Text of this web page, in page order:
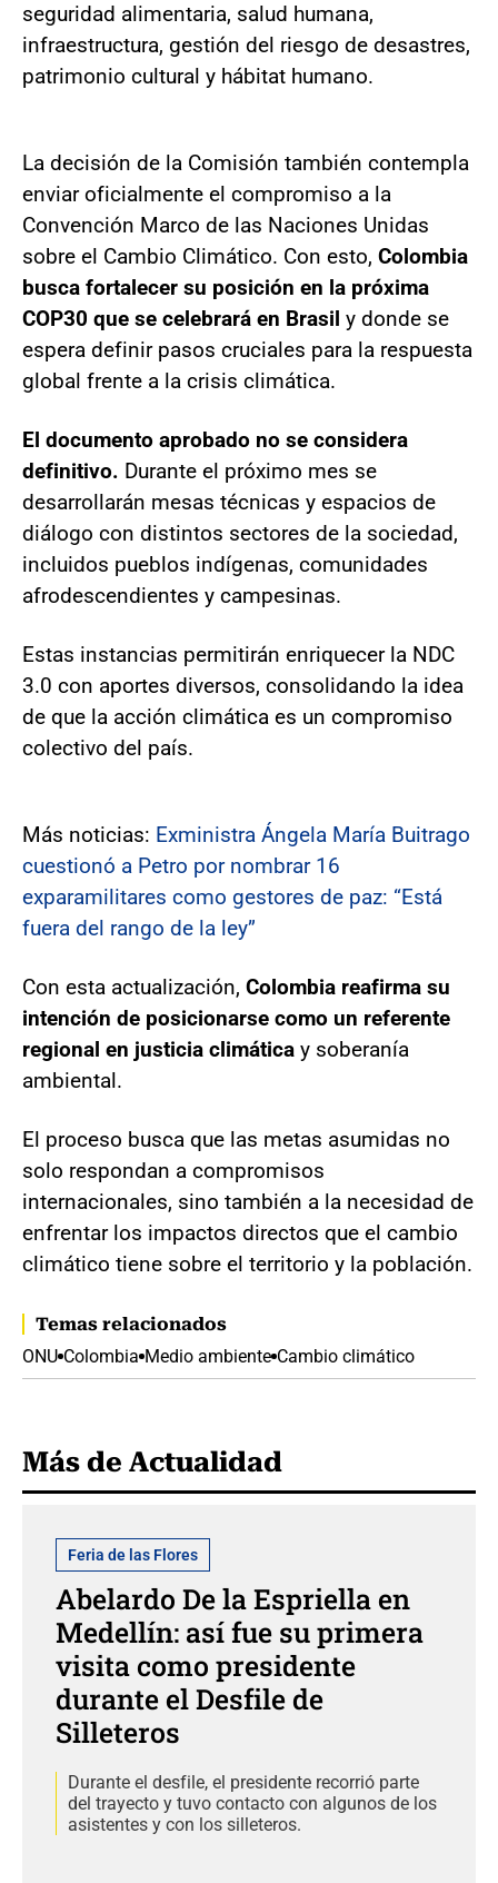
seguridad alimentaria, salud humana,
infraestructura, gestión del riesgo de desastres,
patrimonio cultural y hábitat humano.
La decisión de la Comisión también contempla
enviar oficialmente el compromiso a la
Convención Marco de las Naciones Unidas
sobre el Cambio Climático. Con esto, Colombia
busca fortalecer su posición en la próxima
COP30 que se celebrará en Brasil y donde se
espera definir pasos cruciales para la respuesta
global frente a la crisis climática.
El documento aprobado no se considera
definitivo. Durante el próximo mes se
desarrollarán mesas técnicas y espacios de
diálogo con distintos sectores de la sociedad,
incluidos pueblos indígenas, comunidades
afrodescendientes y campesinas.
Estas instancias permitirán enriquecer la NDC
3.0 con aportes diversos, consolidando la idea
de que la acción climática es un compromiso
colectivo del país.
Más noticias: Exministra Ángela María Buitrago
cuestionó a Petro por nombrar 16
exparamilitares como gestores de paz: “Está
fuera del rango de la ley”
Con esta actualización, Colombia reafirma su
intención de posicionarse como un referente
regional en justicia climática y soberanía
ambiental.
El proceso busca que las metas asumidas no
solo respondan a compromisos
internacionales, sino también a la necesidad de
enfrentar los impactos directos que el cambio
climático tiene sobre el territorio y la población.
Temas relacionados
ONU Colombia Medio ambiente Cambio climático
Más de Actualidad
Feria de las Flores
Abelardo De la Espriella en
Medellín: así fue su primera
visita como presidente
durante el Desfile de
Silleteros
Durante el desfile, el presidente recorrió parte
del trayecto y tuvo contacto con algunos de los
asistentes y con los silleteros.